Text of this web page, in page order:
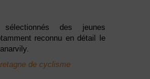
des jeunes
reconnu en détail le
de cyclisme